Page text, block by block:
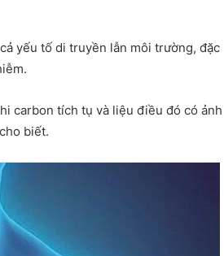
yếu tố di truyền lẫn môi trường, đặc
carbon tích tụ và liệu điều đó có ảnh
biết.